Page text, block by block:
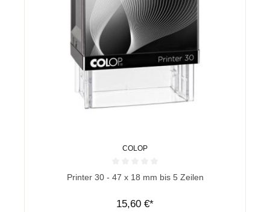
COLOP
Durchschnittliche Bewertung von 0 von 5 Sternen
Printer 30 - 47 x 18 mm bis 5 Zeilen
15,60 €*